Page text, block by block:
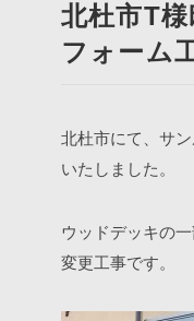
北杜市T
フォーム
北杜市にて、サ
いたしました。
ウッドデッキの
変更工事です。